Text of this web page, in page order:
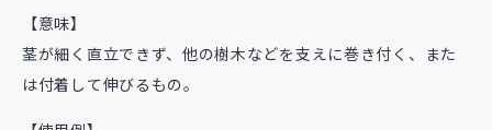
【意味】
茎が細く直立できず、他の樹木などを支えに巻き付く、また
は付着して伸びるもの。